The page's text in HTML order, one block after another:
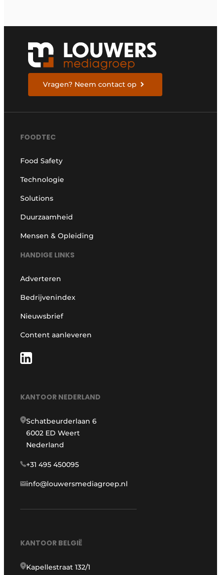
Vragen? Neem contact op
FOODTEC
Food Safety
Technologie
Solutions
Duurzaamheid
Mensen & Opleiding
HANDIGE LINKS
Adverteren
Bedrijvenindex
Nieuwsbrief
Content aanleveren
KANTOOR NEDERLAND
Schatbeurderlaan 6
6002 ED Weert
Nederland
+31 495 450095
info@louwersmediagroep.nl
KANTOOR BELGIË
Kapellestraat 132/1